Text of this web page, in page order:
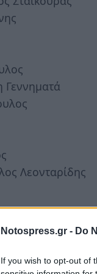
Notospress.gr - Do
If you wish to opt-out of
Λεονταρίδης
και